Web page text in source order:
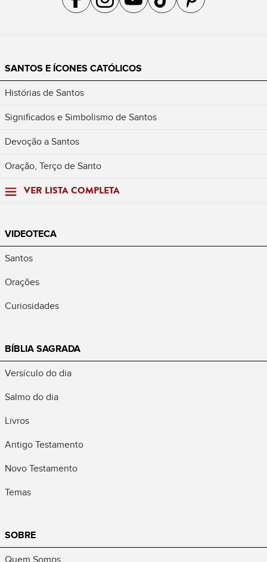
SANTOS E ÍCONES CATÓLICOS
Histórias de Santos
Significados e Simbolismo de Santos
Devoção a Santos
Oração, Terço de Santo
VER LISTA COMPLETA
VIDEOTECA
Santos
Orações
Curiosidades
BÍBLIA SAGRADA
Versículo do dia
Salmo do dia
Livros
Antigo Testamento
Novo Testamento
Temas
SOBRE